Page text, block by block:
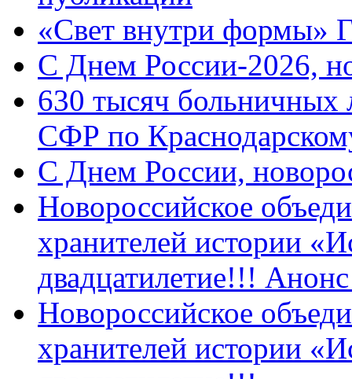
«Свет внутри формы»
C Днем России-2026,
630 тысяч больничных
СФР по
C Днем России,
Новороссийское
хранителей истории
двадцатилетие!!!
Новороссийское
хранителей истории